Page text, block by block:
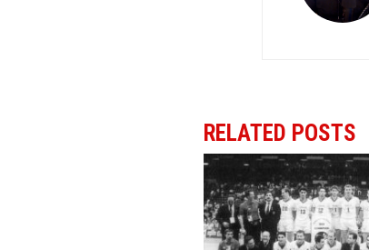
RELATED POSTS